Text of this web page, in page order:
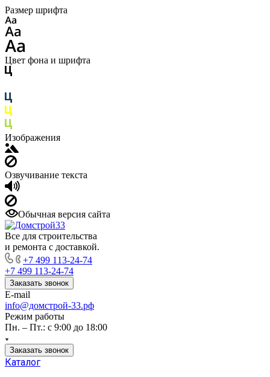
Размер шрифта
Цвет фона и шрифта
Изображения
Озвучивание текста
Обычная версия сайта
Все для строительства
и ремонта с доставкой.
+7 499 113-24-74
+7 499 113-24-74
Заказать звонок
E-mail
info@домстрой-33.рф
Режим работы
Пн. – Пт.: с 9:00 до 18:00
Заказать звонок
Каталог